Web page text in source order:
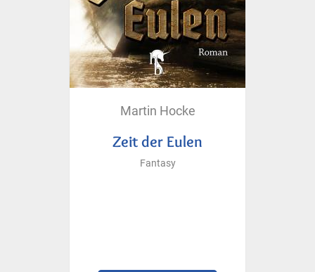
Martin Hocke
Zeit der Eulen
Fantasy